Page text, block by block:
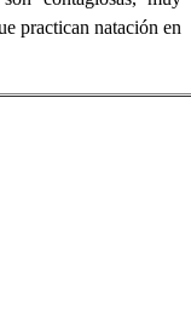
practican natación en